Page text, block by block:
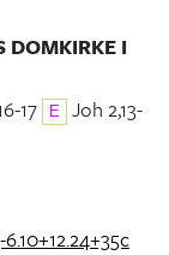
DOMKIRKE I
17 E
Joh 2,13-